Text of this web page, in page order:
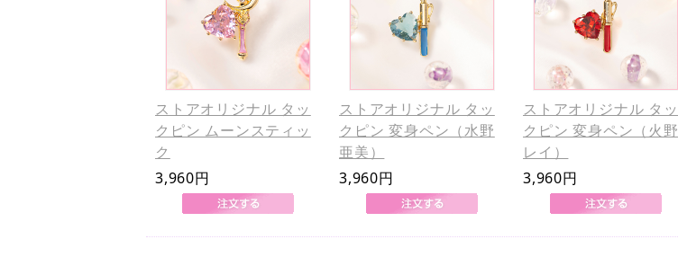
ストアオリジナル タッ
クピン ムーンスティッ
ク
3,960円
ストアオリジナル タッ
クピン 変身ペン（水野
亜美）
3,960円
ストアオリジナル タッ
クピン 変身ペン（火野
レイ）
3,960円